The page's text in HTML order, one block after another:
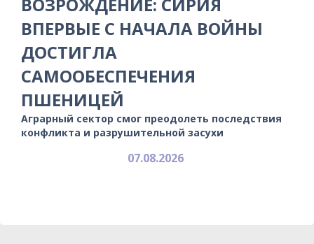
ВПЕРВЫЕ С НАЧАЛА ВОЙНЫ
ДОСТИГЛА
САМООБЕСПЕЧЕНИЯ
ПШЕНИЦЕЙ
Аграрный сектор смог преодолеть последствия
конфликта и разрушительной засухи
07.08.2026